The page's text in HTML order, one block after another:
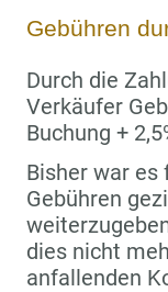
Gebühren
Durch die
Verkäufer
Buchung +
Bisher war es
Gebühren
dies nicht
anfallenden